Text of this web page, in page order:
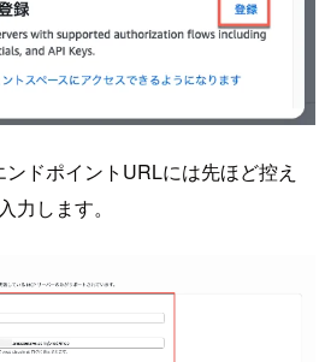
ドポイントURLには先ほど控え
力します。